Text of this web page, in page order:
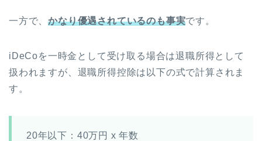
一方で、かなり優遇されているのも事実です。
iDeCoを一時金として受け取る場合は退職所得として
扱われますが、退職所得控除は以下の式で計算されま
す。
20年以下：40万円 x 年数